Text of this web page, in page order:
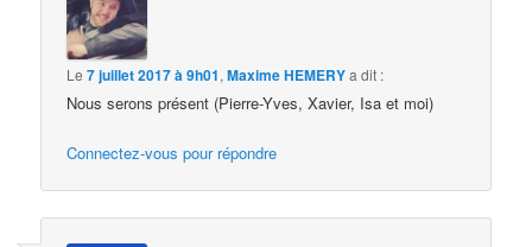
Le7 juillet 2017 à 9h01,Maxime HEMERYa dit :
Nous serons présent (Pierre-Yves, Xavier, Isa et moi)
Connectez-vous pour répondre